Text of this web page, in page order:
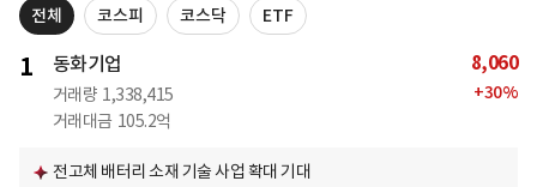
전체 코스피 코스닥 ETF
1 동화기업
거래량 1,338,415
거래대금 105.2억
8,060
+30%
전고체 배터리 소재 기술 사업 확대 기대